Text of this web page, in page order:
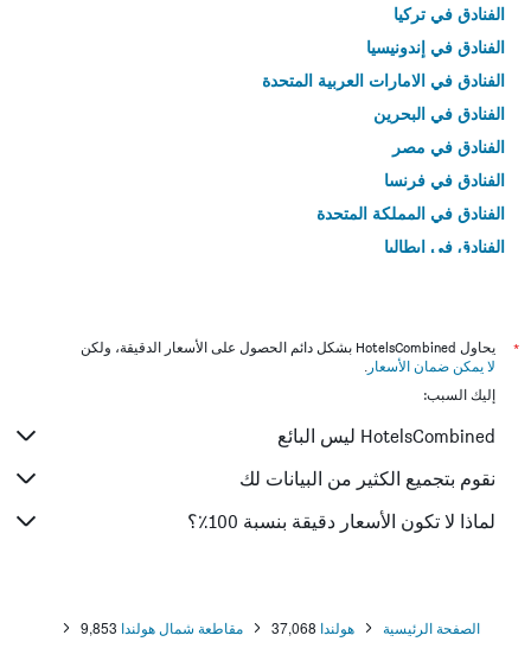
الفنادق في تركيا
الفنادق في إندونيسيا
الفنادق في الامارات العربية المتحدة
الفنادق في البحرين
الفنادق في مصر
الفنادق في فرنسا
الفنادق في المملكة المتحدة
الفنادق في إيطاليا
*
يحاول HotelsCombined بشكل دائم الحصول على الأسعار الدقيقة، ولكن
لا يمكن ضمان الأسعار .
إليك السبب:
HotelsCombined ليس البائع
نقوم بتجميع الكثير من البيانات لك
لماذا لا تكون الأسعار دقيقة بنسبة 100٪؟
الصفحة الرئيسية هولندا 37,068 مقاطعة شمال هولندا 9,853